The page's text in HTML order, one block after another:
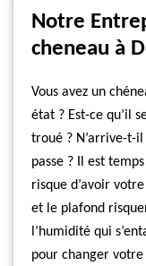
Notre
cheneau à
Vous avez un
état ? Est-ce qu’il
troué ? N’arrive-t-
passe ? Il est
risque d’avoir
et le plafond
l’humidité qui
pour changer